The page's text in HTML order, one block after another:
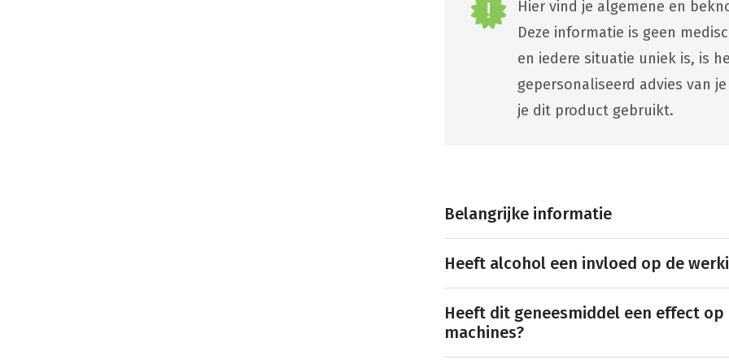
Hier vind je algemene en
Deze informatie is geen
en iedere situatie uniek is, is
gepersonaliseerd advies van
je dit product gebruikt.
Belangrijke informatie
Heeft alcohol een invloed op de
Heeft dit geneesmiddel een effect
machines?